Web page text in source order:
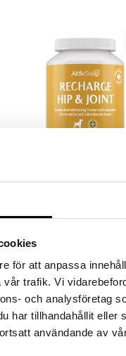
för att anpassa
trafik. Vi
och analysföretag
har tillhandahållit
användande av
AktivSvea Recharge Hip
Recharge Hip&Joint for økt
kr 349